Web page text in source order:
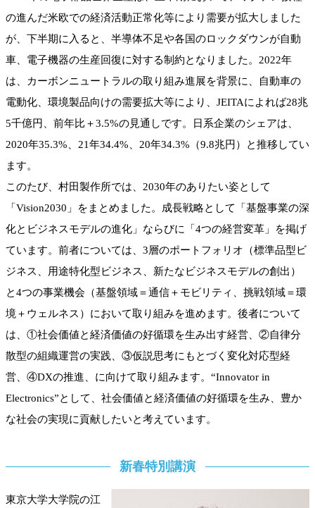
の進んだ米欧での経済活動正常化等により需要が拡大しました
が、下半期に入ると、半導体不足や各国のロックダウンが自動
車、電子機器の生産回復に対する制約となりました。2022年
は、カーボンニュートラルの取り組み進展を背景に、自動車の
電動化、環境製品向けの需要拡大等により、JEITAによれば28兆
5千億円、前年比＋3.5%の見通しです。日系企業のシェアは、
2020年35.3%、21年34.4%、20年34.3%（9.8兆円）と推移してい
ます。
このたび、村田製作所では、2030年のありたい姿として
「Vision2030」をまとめました。成長戦略として「基盤事業の深
化とビジネスモデルの進化」ならびに「4つの経営変革」を掲げ
ています。前者については、3層のポートフォリオ（標準品型ビ
ジネス、用途特化型ビジネス、新たなビジネスモデルの創出）
と4つの事業機会（基盤領域＝通信＋モビリティ、挑戦領域＝環
境＋ウェルネス）において取り組みを進めます。後者について
は、①社会価値と経済価値の好循環を生み出す経営、②自律分
散型の組織運営の実践、③仮説思考にもとづく変化対応型経
営、④DXの推進、に向けて取り組みます。“Innovator in
Electronics”として、社会価値と経済価値の好循環を生み、豊か
な社会の実現に貢献したいと考えています。
新春特別講演
東京大学大学院の江